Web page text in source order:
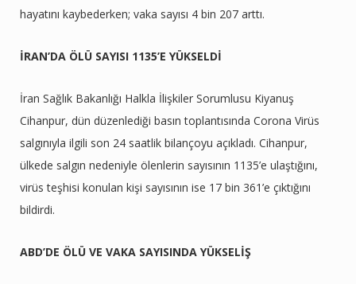
hayatını kaybederken; vaka sayısı 4 bin 207 arttı.
İRAN’DA ÖLÜ SAYISI 1135’E YÜKSELDİ
İran Sağlık Bakanlığı Halkla İlişkiler Sorumlusu Kiyanuş
Cihanpur, dün düzenlediği basın toplantısında Corona Virüs
salgınıyla ilgili son 24 saatlik bilançoyu açıkladı. Cihanpur,
ülkede salgın nedeniyle ölenlerin sayısının 1135’e ulaştığını,
virüs teşhisi konulan kişi sayısının ise 17 bin 361’e çıktığını
bildirdi.
ABD’DE ÖLÜ VE VAKA SAYISINDA YÜKSELİŞ